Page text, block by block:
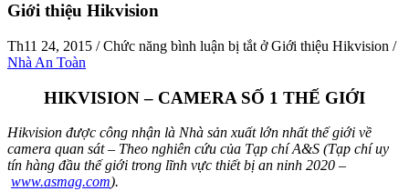
Giới thiệu Hikvision
Th11 24, 2015 /Chức năng bình luận bị tắt ở Giới thiệu Hikvision /
Nhà An Toàn
HIKVISION – CAMERA SỐ 1 THẾ GIỚI
Hikvision được công nhận là Nhà sản xuất lớn nhất thế giới về
camera quan sát – Theo nghiên cứu của Tạp chí A&S (Tạp chí uy
tín hàng đầu thế giới trong lĩnh vực thiết bị an ninh 2020 –
www.asmag.com).